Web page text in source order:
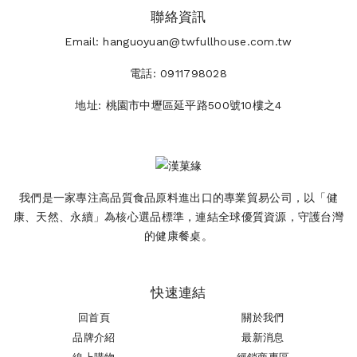
聯絡資訊
Email: hanguoyuan@twfullhouse.com.tw
電話: 0911798028
地址: 桃園市中壢區延平路500號10樓之4
我們是一家專注高品質食品原料進出口的專業貿易公司，以「健
康、天然、永續」為核心選品標準，連結全球優質資源，守護台灣
的健康餐桌。
快速連結
回首頁
關於我們
品牌介紹
最新消息